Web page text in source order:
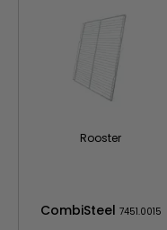
Rooster
CombiSteel 7451.0015